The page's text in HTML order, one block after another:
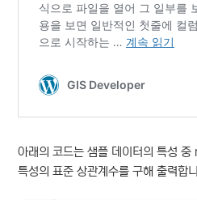
아래의 코드는 샘플 데이터의 특성
특성의 표준 상관계수를 구해 출력합